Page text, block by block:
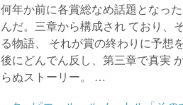
何年か前に各賞総なめ話題となっ
んだ。三章から構成され ており、
る物語、 それが賞の終わりに予想
後にどんでん反し、第三章で真実
らぬストーリー。 …